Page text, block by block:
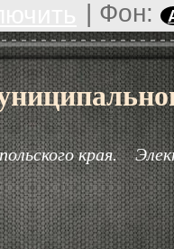
| Фон:
края.